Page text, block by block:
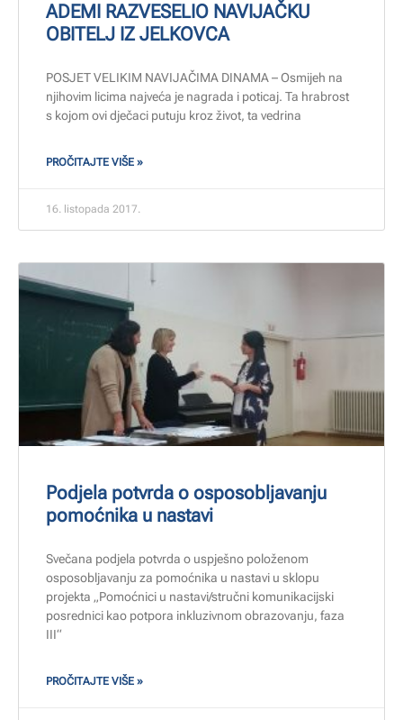
ADEMI RAZVESELIO NAVIJAČKU
OBITELJ IZ JELKOVCA
POSJET VELIKIM NAVIJAČIMA DINAMA – Osmijeh na
njihovim licima najveća je nagrada i poticaj. Ta hrabrost
s kojom ovi dječaci putuju kroz život, ta vedrina
PROČITAJTE VIŠE »
16. listopada 2017.
Podjela potvrda o osposobljavanju
pomoćnika u nastavi
Svečana podjela potvrda o uspješno položenom
osposobljavanju za pomoćnika u nastavi u sklopu
projekta „Pomoćnici u nastavi/stručni komunikacijski
posrednici kao potpora inkluzivnom obrazovanju, faza
III“
PROČITAJTE VIŠE »